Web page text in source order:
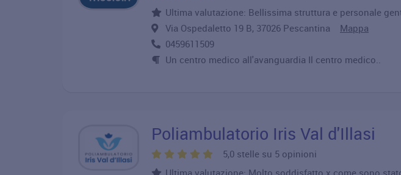
Ultima valutazione: Bellissima struttura e personale
Via Ospedaletto 19 B, 37026 Pescantina Mappa
0459611509
Un centro medico all'avanguardia Il centro medico..
Poliambulatorio Iris Val d'Illasi
5,0 stelle su 5 opinioni
Ultima valutazione: Molto soddisfatto x come sono